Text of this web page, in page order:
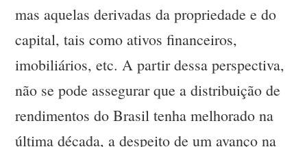
mas aquelas derivadas da propriedade e do
capital, tais como ativos financeiros,
imobiliários, etc. A partir dessa perspectiva,
não se pode assegurar que a distribuição de
rendimentos do Brasil tenha melhorado na
última década, a despeito de um avanço na